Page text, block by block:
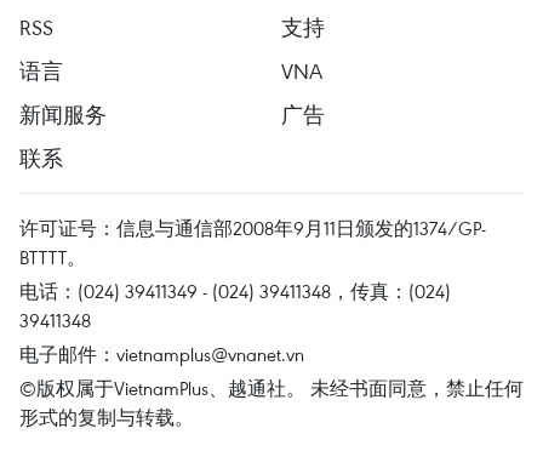
RSS
支持
语言
VNA
新闻服务
广告
联系
许可证号：信息与通信部2008年9月11日颁发的1374/GP-
BTTTT。
电话：(024) 39411349 - (024) 39411348，传真：(024)
39411348
电子邮件： vietnamplus@vnanet.vn
©版权属于VietnamPlus、越通社。 未经书面同意，禁止任何
形式的复制与转载。